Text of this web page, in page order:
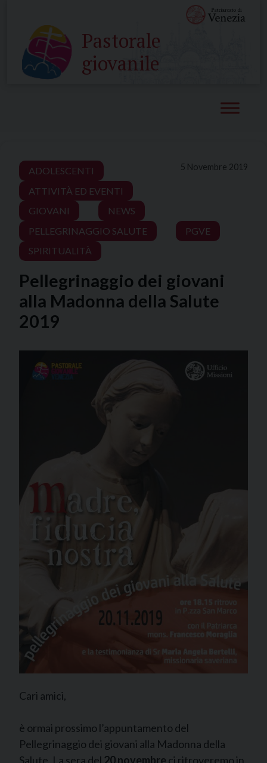
content
Pastorale
giovanile
5 Novembre 2019
ADOLESCENTI
ATTIVITÀ ED EVENTI
GIOVANI
NEWS
PELLEGRINAGGIO SALUTE
PGVE
SPIRITUALITÀ
Pellegrinaggio dei giovani
alla Madonna della Salute
2019
Cari amici,
è ormai prossimo l’appuntamento del
Pellegrinaggio dei giovani alla Madonna della
Salute. La sera del 20 novembre ci ritroveremo in